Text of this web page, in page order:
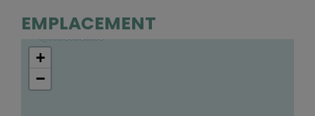
EMPLACEMENT
+
−